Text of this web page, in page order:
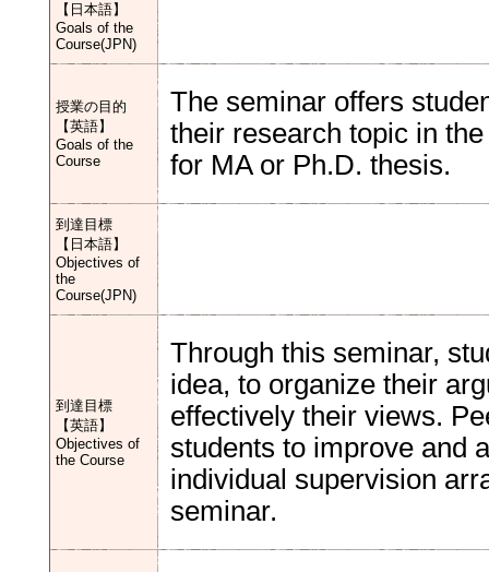
【日本語】
Goals of the
Course(JPN)
授業の目的
【英語】
Goals of the
Course
The seminar offers
their research topic in
for MA or Ph.D. thesis.
到達目標
【日本語】
Objectives of
the
Course(JPN)
到達目標
【英語】
Objectives of
the Course
Through this seminar,
idea, to organize their
effectively their views.
students to improve and
individual supervision
seminar.